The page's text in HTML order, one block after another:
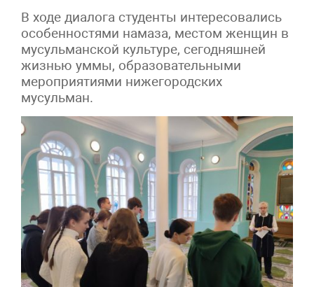
В ходе диалога студенты интересовались
особенностями намаза, местом женщин в
мусульманской культуре, сегодняшней
жизнью уммы, образовательными
мероприятиями нижегородских
мусульман.